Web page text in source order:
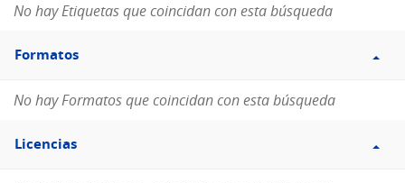
No hay Etiquetas que coincidan con esta búsqueda
Filtro
Formatos
Formatos
No hay Formatos que coincidan con esta búsqueda
Filtro
Licencias
Licencias